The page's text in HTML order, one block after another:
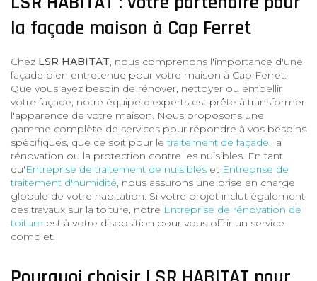
la façade maison à Cap Ferret
Chez LSR HABITAT, nous comprenons l'importance d'une
façade bien entretenue pour votre maison à Cap Ferret.
Que vous ayez besoin de rénover, nettoyer ou embellir
votre façade, notre équipe d'experts est prête à transformer
l'apparence de votre maison. Nous proposons une
gamme complète de services pour répondre à vos besoins
spécifiques, que ce soit pour letraitement de façade, la
rénovation ou la protection contre les nuisibles. En tant
qu'Entreprise de traitement de nuisibles et Entreprise de
traitement d'humidité, nous assurons une prise en charge
globale de votre habitation. Si votre projet inclut également
des travaux sur la toiture, notre Entreprise de rénovation de
toiture est à votre disposition pour vous offrir un service
complet.